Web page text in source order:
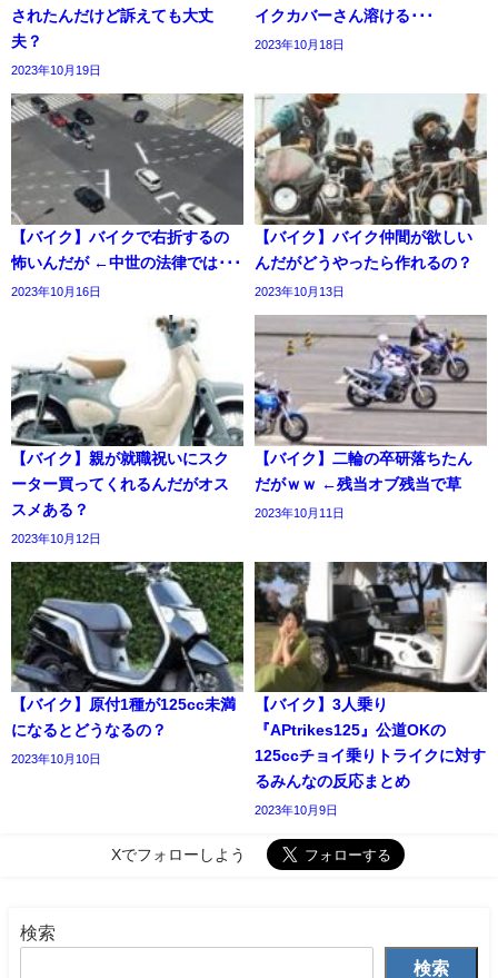
されたんだけど訴えても大丈
夫？
2023年10月19日
イクカバーさん溶ける･･･
2023年10月18日
【バイク】バイクで右折するの
怖いんだが ←中世の法律では･･･
2023年10月16日
【バイク】バイク仲間が欲しい
んだがどうやったら作れるの？
2023年10月13日
【バイク】親が就職祝いにスク
ーター買ってくれるんだがオス
スメある？
2023年10月12日
【バイク】二輪の卒研落ちたん
だがｗｗ ←残当オブ残当で草
2023年10月11日
【バイク】原付1種が125cc未満
になるとどうなるの？
2023年10月10日
【バイク】3人乗り
『APtrikes125』公道OKの
125ccチョイ乗りトライクに対す
るみんなの反応まとめ
2023年10月9日
Xでフォローしよう
検索
検索